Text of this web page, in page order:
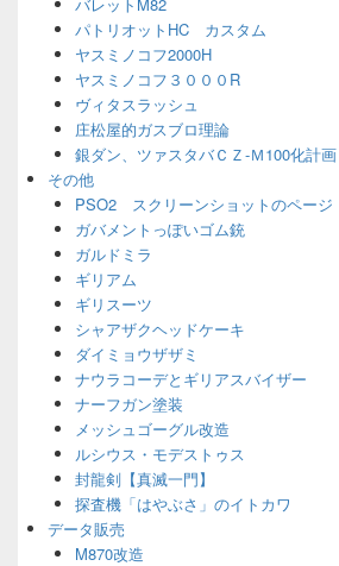
パトリオットHC カスタム
ヤスミノコフ2000H
ヤスミノコフ３０００R
ヴィタスラッシュ
庄松屋的ガスブロ理論
銀ダン、ツァスタバＣＺ-Ｍ100化計画
その他
PSO2 スクリーンショットのページ
ガバメントっぽいゴム銃
ガルドミラ
ギリアム
ギリスーツ
シャアザクヘッドケーキ
ダイミョウザザミ
ナウラコーデとギリアスバイザー
ナーフガン塗装
メッシュゴーグル改造
ルシウス・モデストゥス
封龍剣【真滅一門】
探査機「はやぶさ」のイトカワ
データ販売
M870改造